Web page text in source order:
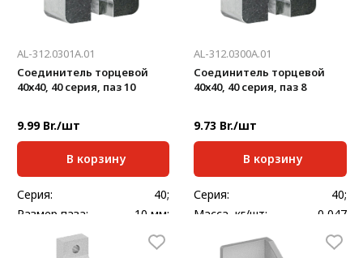
AL-312.0301A.01
Соединитель торцевой
40х40, 40 серия, паз 10
9.99 Br./шт
В корзину
Серия:
40;
Размер паза:
10 мм;
Масса, кг/шт:
0,042
AL-312.0300A.01
Соединитель торцевой
40х40, 40 серия, паз 8
9.73 Br./шт
В корзину
Серия:
40;
Масса, кг/шт:
0,047